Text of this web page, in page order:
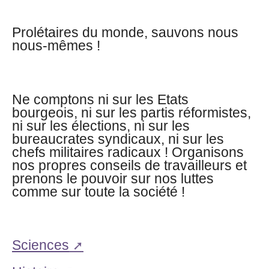
Prolétaires du monde, sauvons nous
nous-mêmes !
Ne comptons ni sur les Etats
bourgeois, ni sur les partis réformistes,
ni sur les élections, ni sur les
bureaucrates syndicaux, ni sur les
chefs militaires radicaux ! Organisons
nos propres conseils de travailleurs et
prenons le pouvoir sur nos luttes
comme sur toute la société !
Sciences